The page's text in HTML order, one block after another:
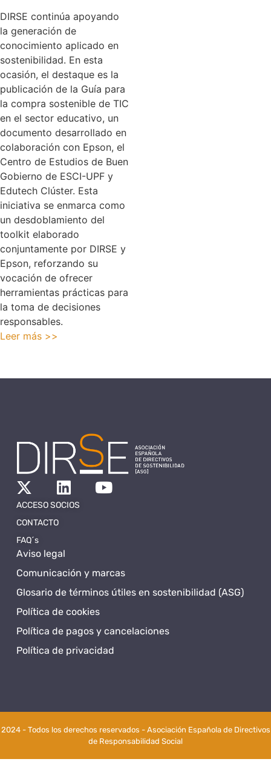
DIRSE continúa apoyando
la generación de
conocimiento aplicado en
sostenibilidad. En esta
ocasión, el destaque es la
publicación de la Guía para
la compra sostenible de TIC
en el sector educativo, un
documento desarrollado en
colaboración con Epson, el
Centro de Estudios de Buen
Gobierno de ESCI-UPF y
Edutech Clúster. Esta
iniciativa se enmarca como
un desdoblamiento del
toolkit elaborado
conjuntamente por DIRSE y
Epson, reforzando su
vocación de ofrecer
herramientas prácticas para
la toma de decisiones
responsables.
Leer más >>
Aviso legal
Comunicación y marcas
Glosario de términos útiles en sostenibilidad (ASG)
Política de cookies
Política de pagos y cancelaciones
Política de privacidad
ACCESO SOCIOS
CONTACTO
FAQ´s
2024 - Todos los derechos reservados - Asociación Española de Directivos
de Responsabilidad Social